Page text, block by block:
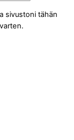
sivustoni tähän